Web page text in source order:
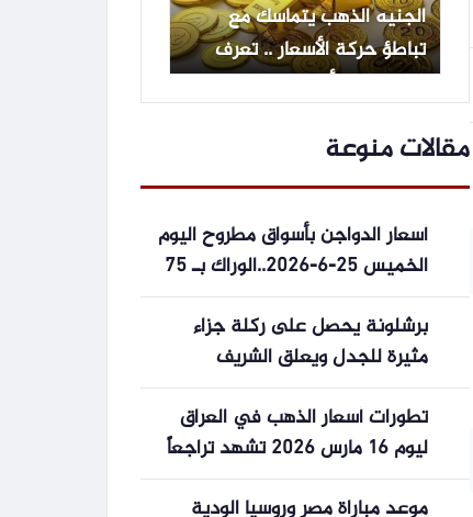
الجنيه الذهب يتماسك مع
تباطؤ حركة الأسعار .. تعرف
على باقي الأعيرة
مقالات منوعة
أسعار الدواجن بأسواق مطروح اليوم
الخميس 25-6-2026..الوراك بـ 75
جنيها
برشلونة يحصل على ركلة جزاء
مثيرة للجدل ويعلق الشريف
تطورات أسعار الذهب في العراق
ليوم 16 مارس 2026 تشهد تراجعاً
لعيار 21
موعد مباراة مصر وروسيا الودية